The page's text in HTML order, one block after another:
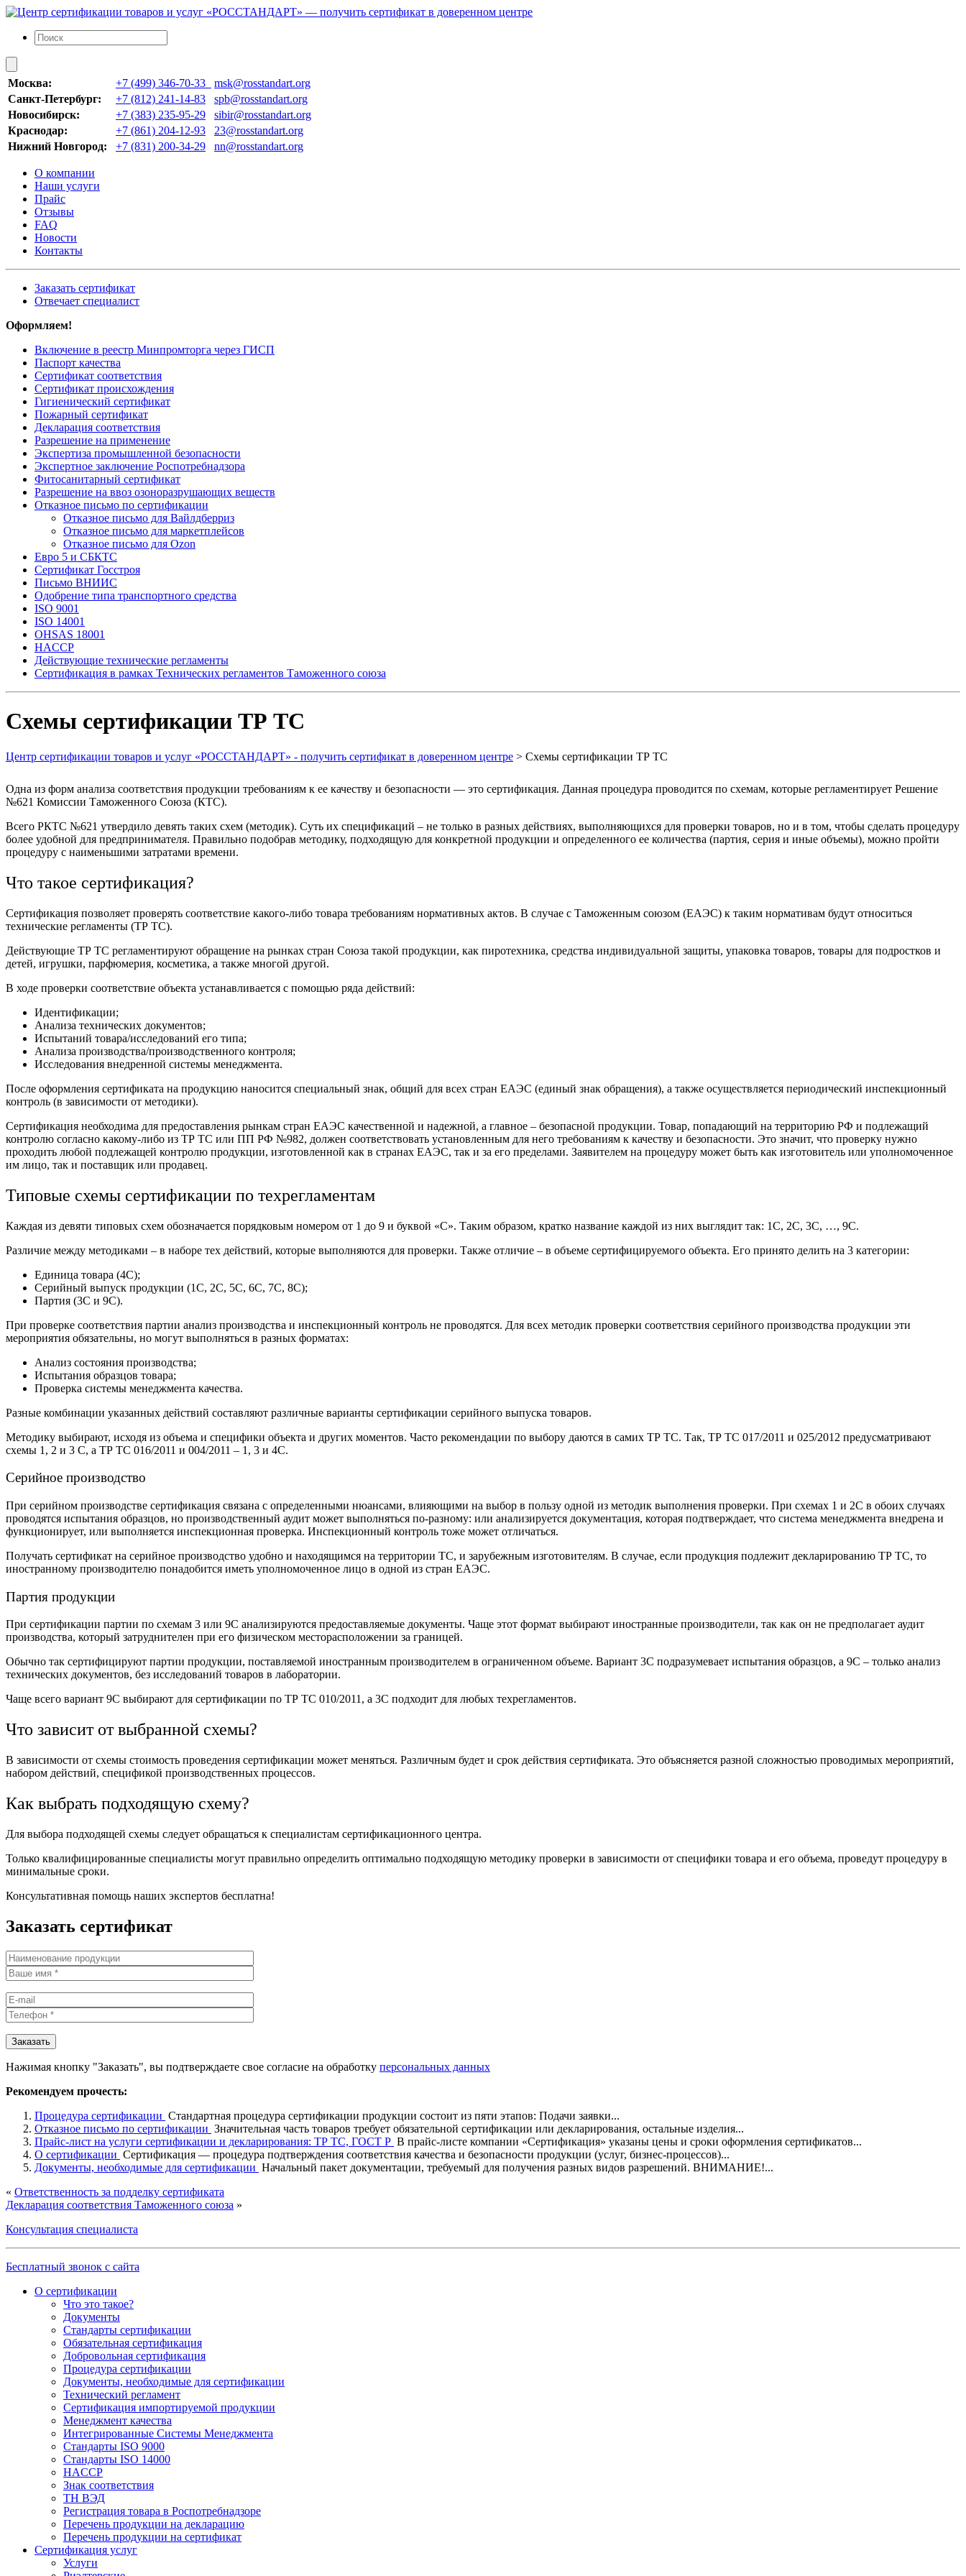
Москва: +7 (499) 346-70-33
msk@rosstandart.org
Санкт-Петербург:
+7 (812) 241-14-83
spb@rosstandart.org
Новосибирск:
+7 (383) 235-95-29
sibir@rosstandart.org
Краснодар:
+7 (861) 204-12-93
23@rosstandart.org
Нижний Новгород:
+7 (831) 200-34-29 nn@rosstandart.org
О компании
Наши услуги
Прайс
Отзывы
FAQ
Новости
Контакты
Заказать сертификат
Отвечает специалист
Оформляем!
Включение в реестр Минпромторга через ГИСП
Паспорт качества
Сертификат соответствия
Сертификат происхождения
Гигиенический сертификат
Пожарный сертификат
Декларация соответствия
Разрешение на применение
Экспертиза промышленной безопасности
Экспертное заключение Роспотребнадзора
Фитосанитарный сертификат
Разрешение на ввоз озоноразрушающих веществ
Отказное письмо по сертификации
Отказное письмо для Вайлдберриз
Отказное письмо для маркетплейсов
Отказное письмо для Ozon
Евро 5 и СБКТС
Сертификат Госстроя
Письмо ВНИИС
Одобрение типа транспортного средства
ISO 9001
ISO 14001
OHSAS 18001
HACCP
Действующие технические регламенты
Сертификация в рамках Технических регламентов Таможенного союза
Схемы сертификации ТР ТС
Центр сертификации товаров и услуг «РОССТАНДАРТ» - получить сертификат в доверенном центре > Схемы сертификации ТР ТС
Одна из форм анализа соответствия продукции требованиям к ее качеству и безопасности — это сертификация. Данная процедура проводится по схемам, которые регламентирует Решение
№621 Комиссии Таможенного Союза (КТС).
Всего РКТС №621 утвердило девять таких схем (методик). Суть их спецификаций – не только в разных действиях, выполняющихся для проверки товаров, но и в том, чтобы сделать процедуру
более удобной для предпринимателя. Правильно подобрав методику, подходящую для конкретной продукции и определенного ее количества (партия, серия и иные объемы), можно пройти
процедуру с наименьшими затратами времени.
Что такое сертификация?
Сертификация позволяет проверять соответствие какого-либо товара требованиям нормативных актов. В случае с Таможенным союзом (ЕАЭС) к таким нормативам будут относиться
технические регламенты (ТР ТС).
Действующие ТР ТС регламентируют обращение на рынках стран Союза такой продукции, как пиротехника, средства индивидуальной защиты, упаковка товаров, товары для подростков и
детей, игрушки, парфюмерия, косметика, а также многой другой.
В ходе проверки соответствие объекта устанавливается с помощью ряда действий:
Идентификации;
Анализа технических документов;
Испытаний товара/исследований его типа;
Анализа производства/производственного контроля;
Исследования внедренной системы менеджмента.
После оформления сертификата на продукцию наносится специальный знак, общий для всех стран ЕАЭС (единый знак обращения), а также осуществляется периодический инспекционный
контроль (в зависимости от методики).
Сертификация необходима для предоставления рынкам стран ЕАЭС качественной и надежной, а главное – безопасной продукции. Товар, попадающий на территорию РФ и подлежащий
контролю согласно какому-либо из ТР ТС или ПП РФ №982, должен соответствовать установленным для него требованиям к качеству и безопасности. Это значит, что проверку нужно
проходить любой подлежащей контролю продукции, изготовленной как в странах ЕАЭС, так и за его пределами. Заявителем на процедуру может быть как изготовитель или уполномоченное
им лицо, так и поставщик или продавец.
Типовые схемы сертификации по техрегламентам
Каждая из девяти типовых схем обозначается порядковым номером от 1 до 9 и буквой «С». Таким образом, кратко название каждой из них выглядит так: 1С, 2С, 3С, …, 9С.
Различие между методиками – в наборе тех действий, которые выполняются для проверки. Также отличие – в объеме сертифицируемого объекта. Его принято делить на 3 категории:
Единица товара (4С);
Серийный выпуск продукции (1С, 2С, 5С, 6С, 7С, 8С);
Партия (3С и 9С).
При проверке соответствия партии анализ производства и инспекционный контроль не проводятся. Для всех методик проверки соответствия серийного производства продукции эти
мероприятия обязательны, но могут выполняться в разных форматах:
Анализ состояния производства;
Испытания образцов товара;
Проверка системы менеджмента качества.
Разные комбинации указанных действий составляют различные варианты сертификации серийного выпуска товаров.
Методику выбирают, исходя из объема и специфики объекта и других моментов. Часто рекомендации по выбору даются в самих ТР ТС. Так, ТР ТС 017/2011 и 025/2012 предусматривают
схемы 1, 2 и 3 С, а ТР ТС 016/2011 и 004/2011 – 1, 3 и 4С.
Серийное производство
При серийном производстве сертификация связана с определенными нюансами, влияющими на выбор в пользу одной из методик выполнения проверки. При схемах 1 и 2С в обоих случаях
проводятся испытания образцов, но производственный аудит может выполняться по-разному: или анализируется документация, которая подтверждает, что система менеджмента внедрена и
функционирует, или выполняется инспекционная проверка. Инспекционный контроль тоже может отличаться.
Получать сертификат на серийное производство удобно и находящимся на территории ТС, и зарубежным изготовителям. В случае, если продукция подлежит декларированию ТР ТС, то
иностранному производителю понадобится иметь уполномоченное лицо в одной из стран ЕАЭС.
Партия продукции
При сертификации партии по схемам 3 или 9С анализируются предоставляемые документы. Чаще этот формат выбирают иностранные производители, так как он не предполагает аудит
производства, который затруднителен при его физическом месторасположении за границей.
Обычно так сертифицируют партии продукции, поставляемой иностранным производителем в ограниченном объеме. Вариант 3С подразумевает испытания образцов, а 9С – только анализ
технических документов, без исследований товаров в лаборатории.
Чаще всего вариант 9С выбирают для сертификации по ТР ТС 010/2011, а 3С подходит для любых техрегламентов.
Что зависит от выбранной схемы?
В зависимости от схемы стоимость проведения сертификации может меняться. Различным будет и срок действия сертификата. Это объясняется разной сложностью проводимых мероприятий,
набором действий, спецификой производственных процессов.
Как выбрать подходящую схему?
Для выбора подходящей схемы следует обращаться к специалистам сертификационного центра.
Только квалифицированные специалисты могут правильно определить оптимально подходящую методику проверки в зависимости от специфики товара и его объема, проведут процедуру в
минимальные сроки.
Консультативная помощь наших экспертов бесплатна!
Заказать сертификат
Нажимая кнопку "Заказать", вы подтверждаете свое согласие на обработку персональных данных
Рекомендуем прочесть:
Процедура сертификации Стандартная процедура сертификации продукции состоит из пяти этапов: Подачи заявки...
Отказное письмо по сертификации Значительная часть товаров требует обязательной сертификации или декларирования, остальные изделия...
Прайс-лист на услуги сертификации и декларирования: ТР ТС, ГОСТ Р В прайс-листе компании «Сертификация» указаны цены и сроки оформления сертификатов...
О сертификации Сертификация — процедура подтверждения соответствия качества и безопасности продукции (услуг, бизнес-процессов)...
Документы, необходимые для сертификации Начальный пакет документации, требуемый для получения разных видов разрешений. ВНИМАНИЕ!...
« Ответственность за подделку сертификата
Декларация соответствия Таможенного союза »
Консультация специалиста
Бесплатный звонок с сайта
О сертификации
Что это такое?
Документы
Стандарты сертификации
Обязательная сертификация
Добровольная сертификация
Процедура сертификации
Документы, необходимые для сертификации
Технический регламент
Сертификация импортируемой продукции
Менеджмент качества
Интегрированные Системы Менеджмента
Стандарты ISO 9000
Стандарты ISO 14000
HACCP
Знак соответствия
ТН ВЭД
Регистрация товара в Роспотребнадзоре
Перечень продукции на декларацию
Перечень продукции на сертификат
Сертификация услуг
Услуги